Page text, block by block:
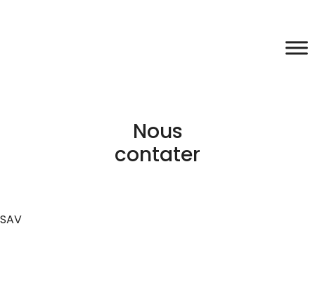
Nous
contater
SAV